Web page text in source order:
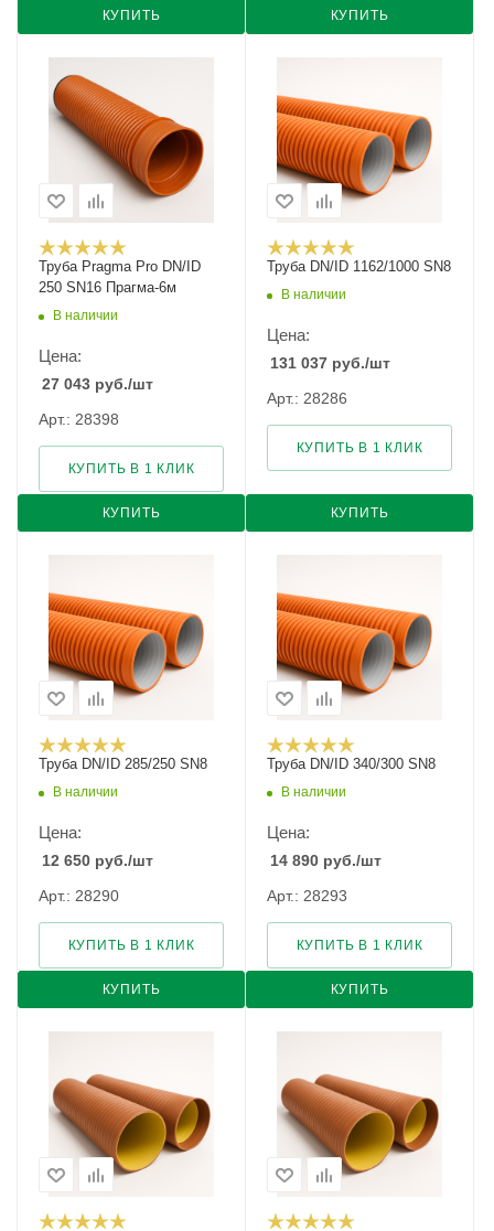
КУПИТЬ КУПИТЬ
Труба Pragma Pro DN/ID
250 SN16 Прагма-6м
В наличии
Цена:
27 043 руб./шт
Арт.: 28398
КУПИТЬ
КУПИТЬ В 1 КЛИК
Труба DN/ID 1162/1000 SN8
В наличии
Цена:
131 037 руб./шт
Арт.: 28286
КУПИТЬ
КУПИТЬ В 1 КЛИК
Труба DN/ID 285/250 SN8
В наличии
Цена:
12 650 руб./шт
Арт.: 28290
КУПИТЬ
КУПИТЬ В 1 КЛИК
Труба DN/ID 340/300 SN8
В наличии
Цена:
14 890 руб./шт
Арт.: 28293
КУПИТЬ
КУПИТЬ В 1 КЛИК